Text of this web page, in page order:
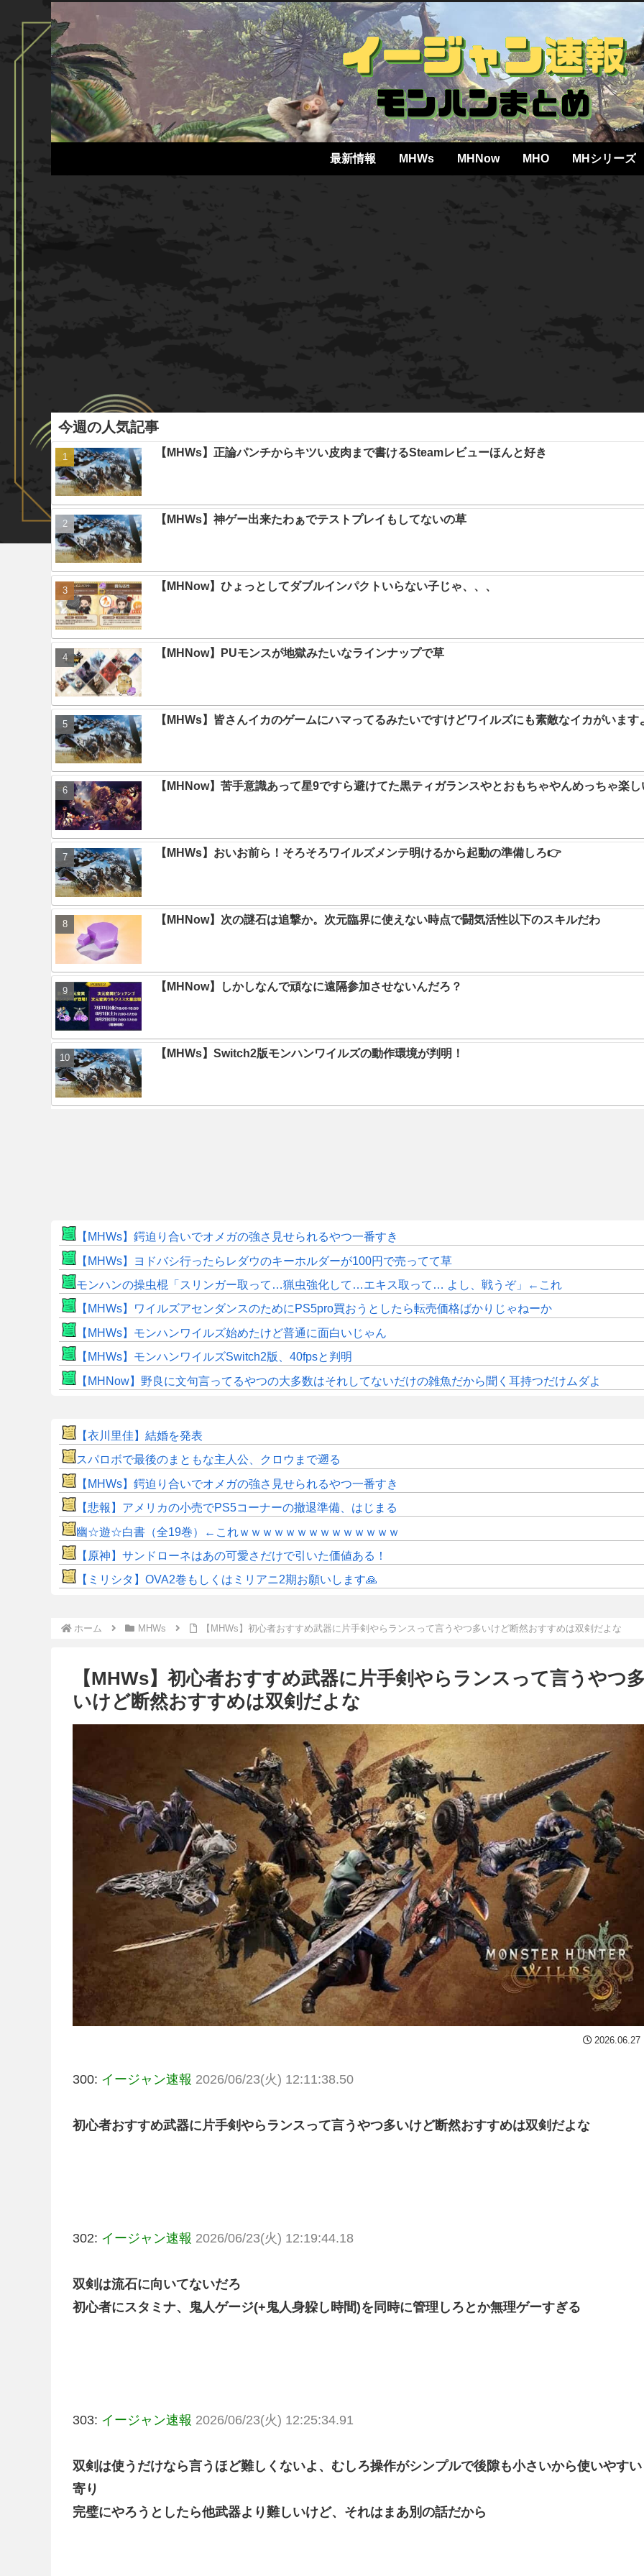
最新情報 MHWs MHNow MHO MHシリーズ
今週の人気記事
【MHWs】正論パンチからキツい皮肉まで書けるSteamレビューほんと好き
【MHWs】神ゲー出来たわぁでテストプレイもしてないの草
【MHNow】ひょっとしてダブルインパクトいらない子じゃ、、、
【MHNow】PUモンスが地獄みたいなラインナップで草
【MHWs】皆さんイカのゲームにハマってるみたいですけどワイルズにも素敵なイカがいます
【MHNow】苦手意識あって星9ですら避けてた黒ティガランスやとおもちゃやんめっちゃ楽し
【MHWs】おいお前ら！そろそろワイルズメンテ明けるから起動の準備しろ👉
【MHNow】次の謎石は追撃か。次元臨界に使えない時点で闘気活性以下のスキルだわ
【MHNow】しかしなんで頑なに遠隔参加させないんだろ？
【MHWs】Switch2版モンハンワイルズの動作環境が判明！
【MHWs】鍔迫り合いでオメガの強さ見せられるやつ一番すき
【MHWs】ヨドバシ行ったらレダウのキーホルダーが100円で売ってて草
モンハンの操虫棍「スリンガー取って…猟虫強化して…エキス取って… よし、戦うぞ」←これ
【MHWs】ワイルズアセンダンスのためにPS5pro買おうとしたら転売価格ばかりじゃねーか
【MHWs】モンハンワイルズ始めたけど普通に面白いじゃん
【MHWs】モンハンワイルズSwitch2版、40fpsと判明
【MHNow】野良に文句言ってるやつの大多数はそれしてないだけの雑魚だから聞く耳持つだけムダよ
【衣川里佳】結婚を発表
スパロボで最後のまともな主人公、クロウまで遡る
【MHWs】鍔迫り合いでオメガの強さ見せられるやつ一番すき
【悲報】アメリカの小売でPS5コーナーの撤退準備、はじまる
幽☆遊☆白書（全19巻）←これｗｗｗｗｗｗｗｗｗｗｗｗｗｗ
【原神】サンドローネはあの可愛さだけで引いた価値ある！
【ミリシタ】OVA2巻もしくはミリアニ2期お願いします🙏
ホーム MHWs 【MHWs】初心者おすすめ武器に片手剣やらランスって言うやつ多いけど断然おすすめは双剣だよな
【MHWs】初心者おすすめ武器に片手剣やらランスって言うやつ
いけど断然おすすめは双剣だよな
2026.06.27
300: イージャン速報 2026/06/23(火) 12:11:38.50
初心者おすすめ武器に片手剣やらランスって言うやつ多いけど断然おすすめは双剣だよな
302: イージャン速報 2026/06/23(火) 12:19:44.18
双剣は流石に向いてないだろ
初心者にスタミナ、鬼人ゲージ(+鬼人身躱し時間)を同時に管理しろとか無理ゲーすぎる
303: イージャン速報 2026/06/23(火) 12:25:34.91
双剣は使うだけなら言うほど難しくないよ、むしろ操作がシンプルで後隙も小さいから使いやすい
寄り
完璧にやろうとしたら他武器より難しいけど、それはまあ別の話だから